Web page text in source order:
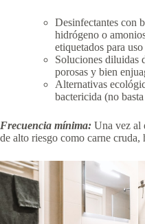
Desinfectantes con
hidrógeno o
etiquetados para
Soluciones diluidas
porosas y bien
Alternativas
bactericida (no
Frecuencia mínima: Una vez al
de alto riesgo como carne cruda,